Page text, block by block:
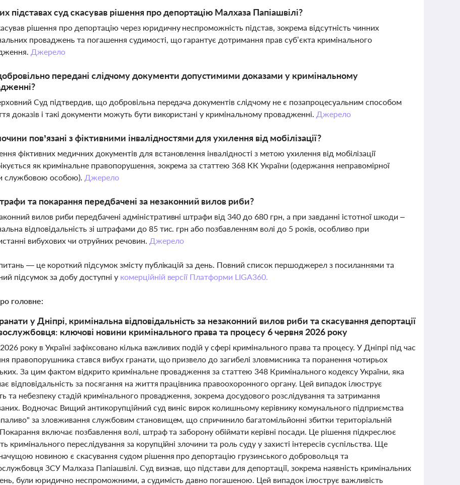
підставах суд скасував рішення про депортацію Малхаза Папіашвілі?
рішення про депортацію через юридичну неспроможність підстав, зокрема відсутність чинних
проваджень та погашення судимості, що гарантує дотримання прав суб’єкта кримінального
Джерело
передані слідчому документи допустимими доказами у кримінальному
Суд підтвердив, що добровільна передача документів слідчому не є позапроцесуальним способом
доказів і такі документи можуть бути використані у кримінальному провадженні. Джерело
пов’язані з фіктивними інвалідностями для ухилення від мобілізації?
фіктивних медичних документів для встановлення інвалідності з метою ухилення від мобілізації
як кримінальне правопорушення, зокрема за статтею 368 КК України (одержання неправомірної
службовою особою). Джерело
та покарання передбачені за незаконний вилов риби?
вилов риби передбачені адміністративні штрафи від 340 до 680 грн, а при завданні істотної шкоди –
відповідальність зі штрафами до 85 тис. грн або позбавленням волі до 5 років, особливо при
вибухових чи отруйних речовин. Джерело
— це короткий підсумок змісту публікацій за день. Повний список першоджерел з посиланнями та
підсумок за добу доступні у комерційній версії Платформи LIGA360.
головне:
у Дніпрі, кримінальна відповідальність за незаконний вилов риби та скасування депортації
ключові новини кримінального права та процесу 6 червня 2026 року
року в Україні зафіксовано кілька важливих подій у сфері кримінального права та процесу. У Дніпрі під час
правопорушника стався вибух гранати, що призвело до загибелі зловмисника та поранення чотирьох
За цим фактом відкрито кримінальне провадження за статтею 348 Кримінального кодексу України, яка
відповідальність за посягання на життя працівника правоохоронного органу. Цей випадок ілюструє
та небезпеку стадій кримінального провадження, зокрема досудового розслідування та затримання
Водночас Вищий антикорупційний суд виніс вирок колишньому керівнику комунального підприємства
за зловживання службовим становищем, що спричинило багатомільйонні збитки територіальній
включає позбавлення волі, штраф та заборону обіймати керівні посади. Це рішення підкреслює
кримінального переслідування за корупційні злочини та роль суду у захисті інтересів суспільства. Ще
новиною є скасування судом рішення про депортацію грузинського добровольця та
ЗСУ Малхаза Папіашвілі. Суд визнав, що підстави для депортації, зокрема наявність кримінальних
були юридично неспроможними, а судимість давно погашеною. Цей випадок ілюструє важливість